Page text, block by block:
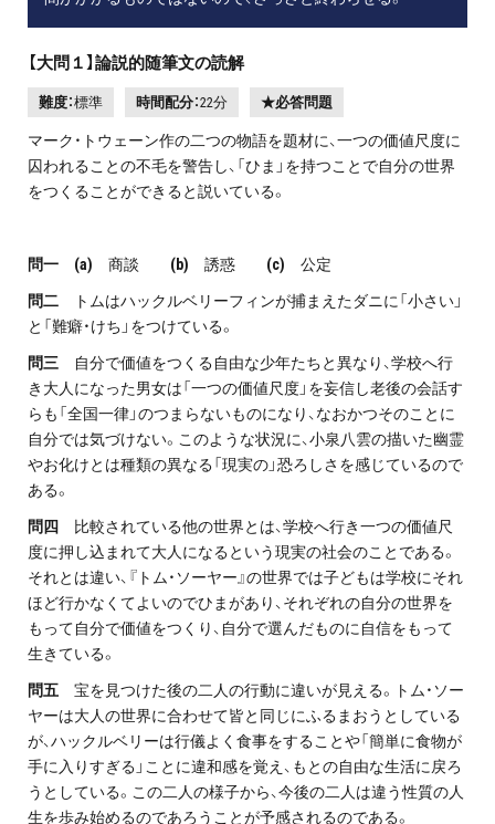
【大問１】論説的随筆文の読解
難度：標準 時間配分：22分 ★必答問題
マーク・トウェーン作の二つの物語を題材に、一つの価値尺度に
囚われることの不毛を警告し、「ひま」を持つことで自分の世界
をつくることができると説いている。
問一 (a) 商談 (b) 誘惑 (c) 公定
問二 トムはハックルベリーフィンが捕まえたダニに「小さい」
と「難癖・けち」をつけている。
問三 自分で価値をつくる自由な少年たちと異なり、学校へ行
き大人になった男女は「一つの価値尺度」を妄信し老後の会話す
らも「全国一律」のつまらないものになり、なおかつそのことに
自分では気づけない。このような状況に、小泉八雲の描いた幽霊
やお化けとは種類の異なる「現実の」恐ろしさを感じているので
ある。
問四
比較されている他の世界とは、学校へ行き一つの価値尺
度に押し込まれて大人になるという現実の社会のことである。
それとは違い、『トム・ソーヤー』の世界では子どもは学校にそれ
ほど行かなくてよいのでひまがあり、それぞれの自分の世界を
もって自分で価値をつくり、自分で選んだものに自信をもって
生きている。
問五 宝を見つけた後の二人の行動に違いが見える。トム・ソー
ヤーは大人の世界に合わせて皆と同じにふるまおうとしている
が、ハックルベリーは行儀よく食事をすることや「簡単に食物が
手に入りすぎる」ことに違和感を覚え、もとの自由な生活に戻ろ
うとしている。この二人の様子から、今後の二人は違う性質の人
生を歩み始めるのであろうことが予感されるのである。